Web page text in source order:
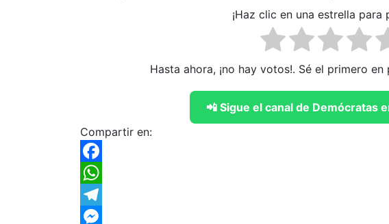
¡Haz clic en una estrella para
Hasta ahora, ¡no hay votos!. Sé el primero
📲 Sigue el canal de Demócratas
Compartir en:
Facebook
WhatsApp
Telegram